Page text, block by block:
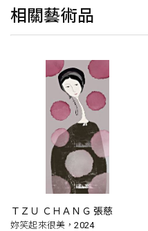
相關藝術品
ＴＺＵ ＣＨＡＮＧ 張慈
妳笑起來很美，2024